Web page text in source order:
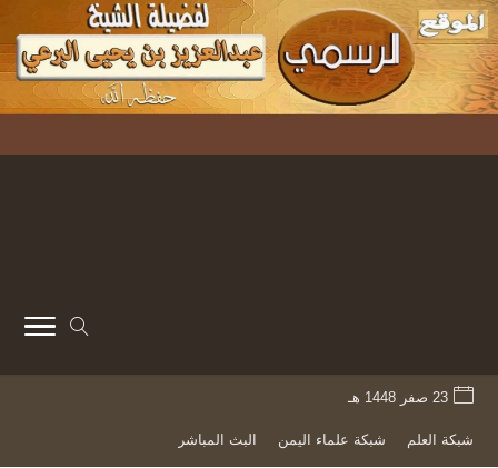
23 صفر 1448 هـ
شبكة العلم شبكة علماء اليمن البث المباشر